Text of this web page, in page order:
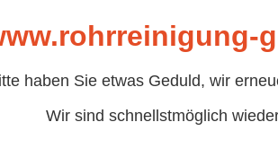
haben Sie etwas Geduld, wir
Wir sind schnellstmöglich